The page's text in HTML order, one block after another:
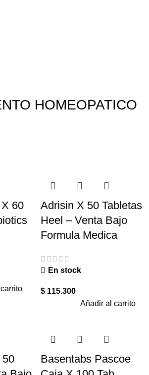
HOMEOPATICO
60
Adrisin X 50 Tabletas
Heel – Venta Bajo
Formula Medica
En stock
$ 115.300
Añadir al carrito
50
Basentabs Pascoe